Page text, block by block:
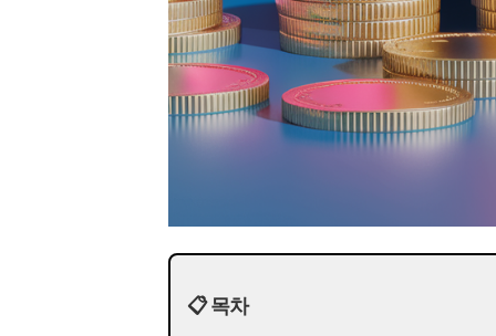
📋 목차